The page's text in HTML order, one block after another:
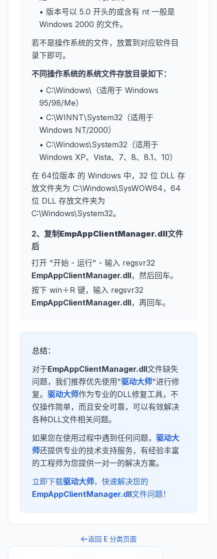
• 版本号以 5.0 开头的或含有 nt 一般是
Windows 2000 的文件。
若不是操作系统的文件，放置到对应软件目
录下即可。
不同操作系统的系统文件存放目录如下：
• C:\Windows\（适用于 Windows
95/98/Me）
• C:\WINNT\System32（适用于
Windows NT/2000）
• C:\Windows\System32（适用于
Windows XP、Vista、7、8、8.1、10）
在 64位版本 的 Windows 中，32 位 DLL 存
放文件夹为 C:\Windows\SysWOW64，64
位 DLL 存放文件夹为
C:\Windows\System32。
2、复制 EmpAppClientManager.dll文件
后
打开 "开始 - 运行" - 输入 regsvr32
EmpAppClientManager.dll，然后回车。
按下 win＋R 键，输入 regsvr32
EmpAppClientManager.dll，再回车。
总结：
对于EmpAppClientManager.dll文件缺失
问题，我们推荐优先使用"驱动大师"进行修
复。 驱动大师作为专业的DLL修复工具，不
仅操作简单，而且安全可靠，可以有效解决
各种DLL文件相关问题。
如果您在使用过程中遇到任何问题， 驱动大
师还提供专业的技术支持服务，有经验丰富
的工程师为您提供一对一的解决方案。
立即下载驱动大师，快速解决您的
EmpAppClientManager.dll文件问题！
返回 E 分类页面